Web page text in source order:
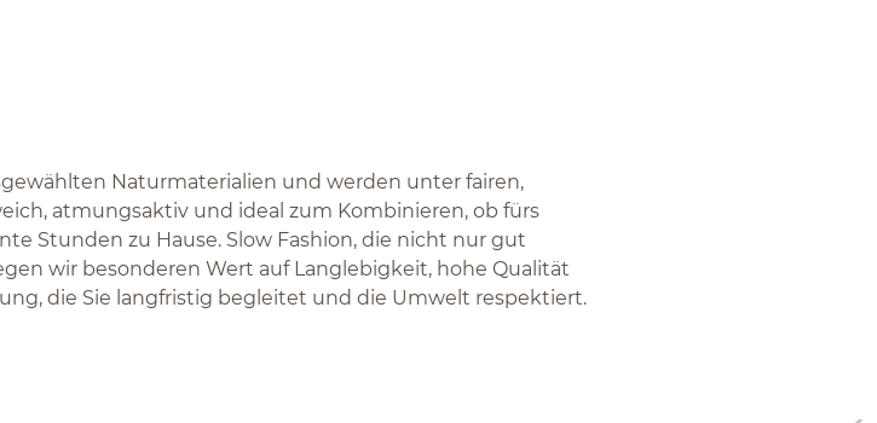
Naturmaterialien und werden unter fairen,
atmungsaktiv und ideal zum Kombinieren, ob fürs
Stunden zu Hause. Slow Fashion, die nicht nur gut
wir besonderen Wert auf Langlebigkeit, hohe Qualität
die Sie langfristig begleitet und die Umwelt respektiert.